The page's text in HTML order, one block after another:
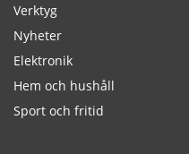
Verktyg
Nyheter
Elektronik
Hem och hushåll
Sport och fritid